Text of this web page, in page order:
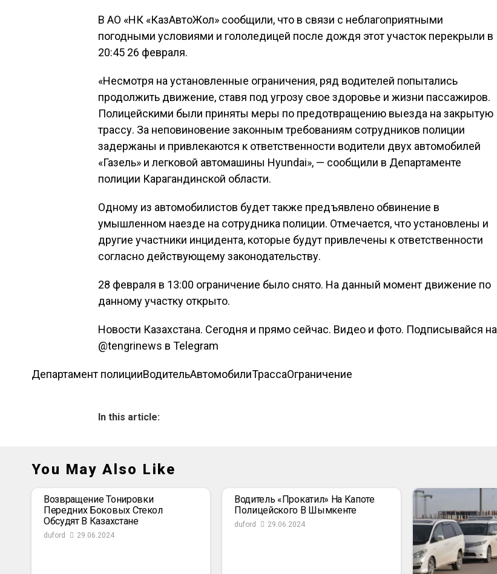
В АО «НК «КазАвтоЖол» сообщили, что в связи с неблагоприятными
погодными условиями и гололедицей после дождя этот участок перекрыли в
20:45 26 февраля.
«Несмотря на установленные ограничения, ряд водителей попытались
продолжить движение, ставя под угрозу свое здоровье и жизни пассажиров.
Полицейскими были приняты меры по предотвращению выезда на закрытую
трассу. За неповиновение законным требованиям сотрудников полиции
задержаны и привлекаются к ответственности водители двух автомобилей
«Газель» и легковой автомашины Hyundai», — сообщили в Департаменте
полиции Карагандинской области.
Одному из автомобилистов будет также предъявлено обвинение в
умышленном наезде на сотрудника полиции. Отмечается, что установлены и
другие участники инцидента, которые будут привлечены к ответственности
согласно действующему законодательству.
28 февраля в 13:00 ограничение было снято. На данный момент движение по
данному участку открыто.
Новости Казахстана. Сегодня и прямо сейчас. Видео и фото. Подписывайся на
@tengrinews в Telegram
Департамент полицииВодительАвтомобилиТрассаОграничение
In this article:
You May Also Like
Возвращение Тонировки
Передних Боковых Стекол
Обсудят В Казахстане
duford 29.06.2024
Водитель «прокатил» На Капоте
Полицейского В Шымкенте
duford 29.06.2024